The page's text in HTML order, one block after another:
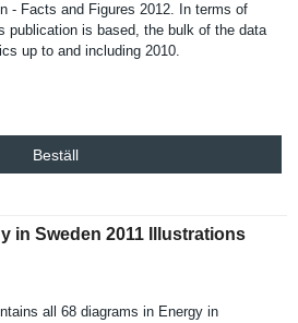
- Facts and Figures 2012. In terms of
publicatio­n is based, the bulk of the data
up to and including 2010.
Beställ
in Sweden 2011 Illustrations
all 68 diagrams in Energy in